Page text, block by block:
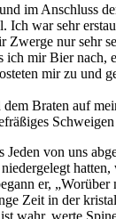
im Anschluss
war sehr
nur sehr
mir Bier
mir zu und
Braten auf
von uns
er,
Zeit in der
wahr, werte